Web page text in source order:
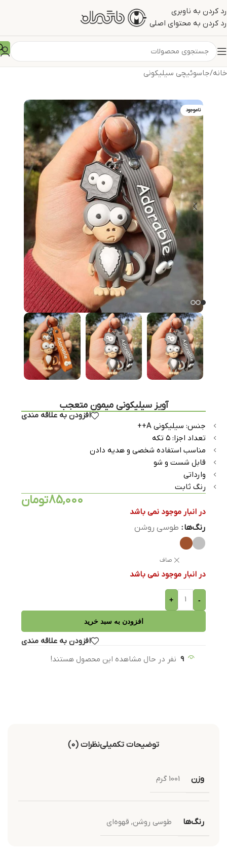
رد کردن به ناوبری
رد کردن به محتوای اصلی
خانه/جاسوئیچی سیلیکونی
ناموجود
آویز سیلیکونی میمون متعجب
افزودن به علاقه مندی
جنس: سیلیکونی A++
تعداد اجزا: ۵ تکه
مناسب استفاده شخصی و هدیه دادن
قابل شست و شو
وارداتی
رنگ ثابت
85,000تومان
در انبار موجود نمی باشد
رنگ‌ها طوسی روشن
صاف
در انبار موجود نمی باشد
-
+
افزودن به سبد خرید
افزودن به علاقه مندی
9 نفر در حال مشاهده این محصول هستند!
توضیحات تکمیلینظرات (0)
وزن 1001 گرم
رنگ‌ها طوسی روشن, قهوه‌ای